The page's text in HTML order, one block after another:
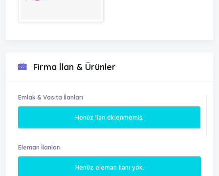
Firma İlan & Ürünler
Emlak & Vasıta İlanları
Henüz ilan eklenmemiş.
Eleman İlanları
Henüz eleman ilanı yok.